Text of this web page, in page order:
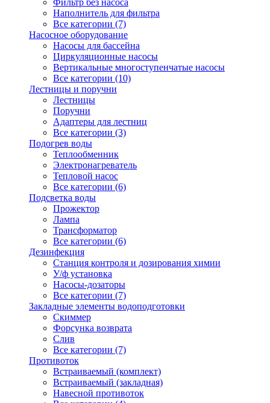
Фильтр без насоса
Наполнитель для фильтра
Все категории (7)
Насосное оборудование
Насосы для бассейна
Циркуляционные насосы
Вертикальные многоступенчатые насосы
Все категории (10)
Лестницы и поручни
Лестницы
Поручни
Адаптеры для лестниц
Все категории (3)
Подогрев воды
Теплообменник
Электронагреватель
Тепловой насос
Все категории (6)
Подсветка воды
Прожектор
Лампа
Трансформатор
Все категории (6)
Дезинфекция
Станция контроля и дозирования химии
У/ф установка
Насосы-дозаторы
Все категории (7)
Закладные элементы водоподготовки
Скиммер
Форсунка возврата
Слив
Все категории (7)
Противоток
Встраиваемый (комплект)
Встраиваемый (закладная)
Навесной противоток